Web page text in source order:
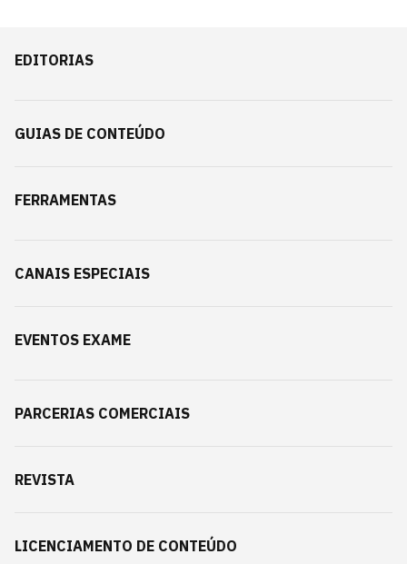
EDITORIAS
GUIAS DE CONTEÚDO
FERRAMENTAS
CANAIS ESPECIAIS
EVENTOS EXAME
PARCERIAS COMERCIAIS
REVISTA
LICENCIAMENTO DE CONTEÚDO